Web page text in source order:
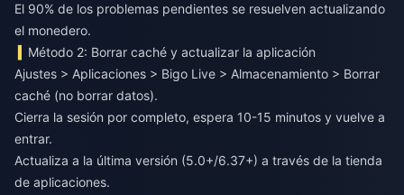
El 90% de los problemas pendientes se resuelven actualizando
el monedero.
Método 2: Borrar caché y actualizar la aplicación
Ajustes > Aplicaciones > Bigo Live > Almacenamiento > Borrar
caché (no borrar datos).
Cierra la sesión por completo, espera 10-15 minutos y vuelve a
entrar.
Actualiza a la última versión (5.0+/6.37+) a través de la tienda
de aplicaciones.